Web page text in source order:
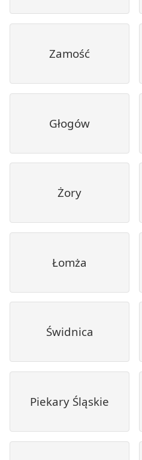
Zamość
Głogów
Żory
Łomża
Świdnica
Piekary Śląskie